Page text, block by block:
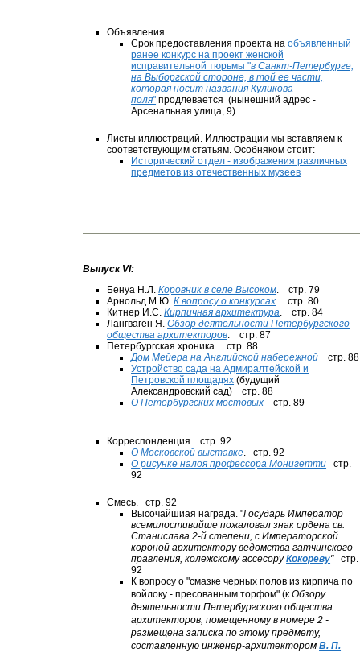
Объявления
Срок предоставления проекта наобъявленный
ранее конкурс на проект женской
исправительной тюрьмы "в Санкт-Петербурге,
на Выборгской стороне, в той ее части,
которая носит названия Куликова
поля" продлевается (нынешний адрес -
Арсенальная улица, 9)
Листы иллюстраций. Иллюстрации мы вставляем к
соответствующим статьям. Особняком стоит:
Исторический отдел - изображения различных
предметов из отечественных музеев
Выпуск VI:
Бенуа Н.Л.Коровник в селе Высоком. стр. 79
Арнольд М.Ю.К вопросу о конкурсах. стр. 80
Китнер И.С.Кирпичная архитектура. стр. 84
Лангваген Я.Обзор деятельности Петербургского
общества архитекторов. стр. 87
Петербургская хроника. стр. 88
Дом Мейера на Английской набережной стр. 88
Устройство сада на Адмиралтейской и
Петровской площадях (будущий
Александровский сад) стр. 88
О Петербургских мостовых
стр. 89
Корреспонденция. стр. 92
О Московской выставке. стр. 92
О рисунке налоя профессора Монигетти стр.
92
Смесь. стр. 92
Высочайшиая награда. "Государь Император
всемилостивийше пожаловал знак ордена св.
Станислава 2-й степени, с Императорской
короной архитектору ведомства гатчинского
правления, колежскому ассесоруКокореву"стр.
92
К вопросу о "смазке черных полов из кирпича по
войлоку - пресованным торфом" (кОбзору
деятельности Петербургского общества
архитекторов,помещенному в номере 2 -
размещена записка по этому предмету,
составленную инженер-архитекторомВ. П.